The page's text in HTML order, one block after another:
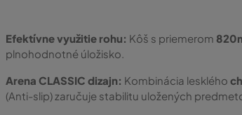
Efektívne využitie rohu: Kôš s priemerom
plnohodnotné úložisko.
Arena CLASSIC dizajn: Kombinácia lesklého
(Anti-slip) zaručuje stabilitu uložených